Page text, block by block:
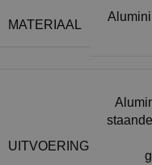
MATERIAAL
UITVOERING